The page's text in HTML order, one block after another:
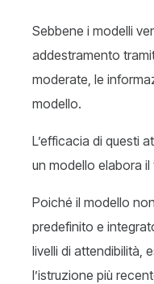
Sebbene i modelli
addestramento
moderate, le
modello.
L’efficacia di questi
un modello elabora il
Poiché il modello
predefinito e
livelli di attendibilità,
l’istruzione più